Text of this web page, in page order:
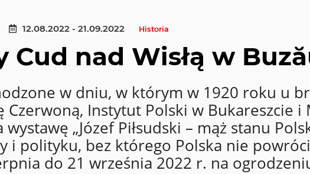
12.08.2022 - 21.09.2022 Historia
nad Wisłą w
w dniu, w którym w 1920 roku u
Czerwoną, Instytut Polski w Bukareszcie i
„Józef Piłsudski – mąż stanu
i polityku, bez którego Polska nie
do 21 września 2022 r. na